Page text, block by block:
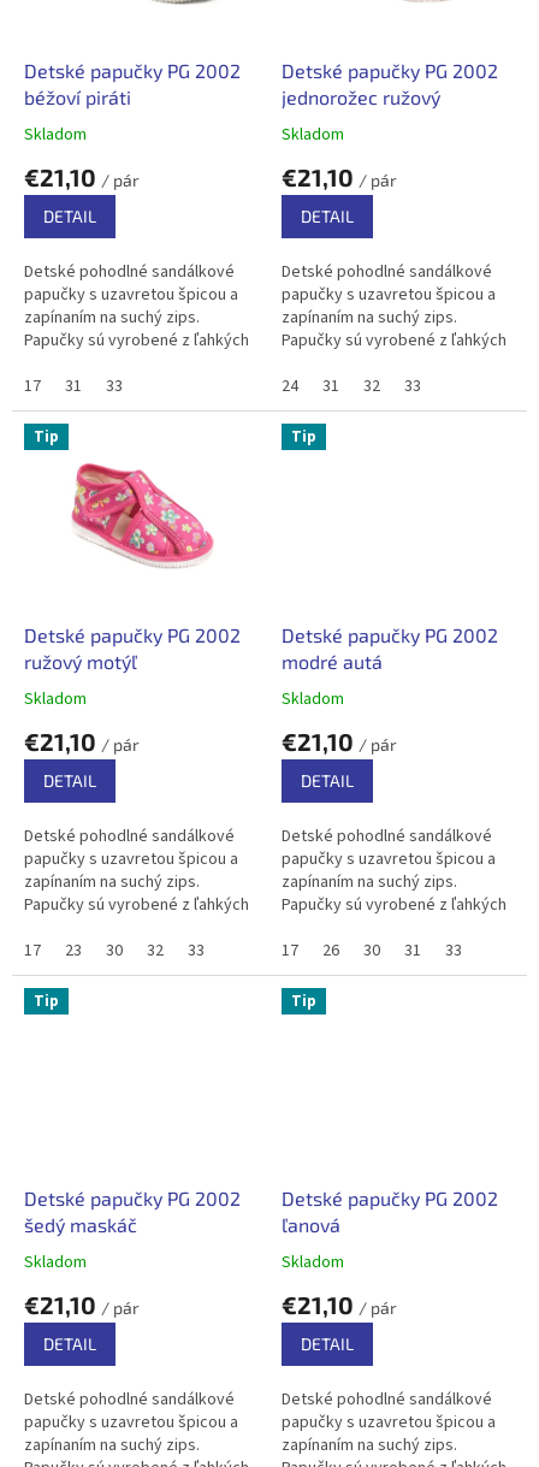
Detské papučky PG 2002
béžoví piráti
Skladom
€21,10 / pár
DETAIL
Detské pohodlné sandálkové
papučky s uzavretou špicou a
zapínaním na suchý zips.
Papučky sú vyrobené z ľahkých
textil zabezpečuje priedušnosť .
V...
17 31 33
Detské papučky PG 2002
jednorožec ružový
Skladom
€21,10 / pár
DETAIL
Detské pohodlné sandálkové
papučky s uzavretou špicou a
zapínaním na suchý zips.
Papučky sú vyrobené z ľahkých
textil zabezpečuje priedušnosť .
V...
24 31 32 33
Tip
Detské papučky PG 2002
ružový motýľ
Skladom
€21,10 / pár
DETAIL
Detské pohodlné sandálkové
papučky s uzavretou špicou a
zapínaním na suchý zips.
Papučky sú vyrobené z ľahkých
textil zabezpečuje priedušnosť .
V...
17 23 30 32 33
Tip
Detské papučky PG 2002
modré autá
Skladom
€21,10 / pár
DETAIL
Detské pohodlné sandálkové
papučky s uzavretou špicou a
zapínaním na suchý zips.
Papučky sú vyrobené z ľahkých
textil zabezpečuje priedušnosť .
V...
17 26 30 31 33
Tip
Detské papučky PG 2002
šedý maskáč
Skladom
€21,10 / pár
DETAIL
Detské pohodlné sandálkové
papučky s uzavretou špicou a
zapínaním na suchý zips.
Tip
Detské papučky PG 2002
ľanová
Skladom
€21,10 / pár
DETAIL
Detské pohodlné sandálkové
papučky s uzavretou špicou a
zapínaním na suchý zips.